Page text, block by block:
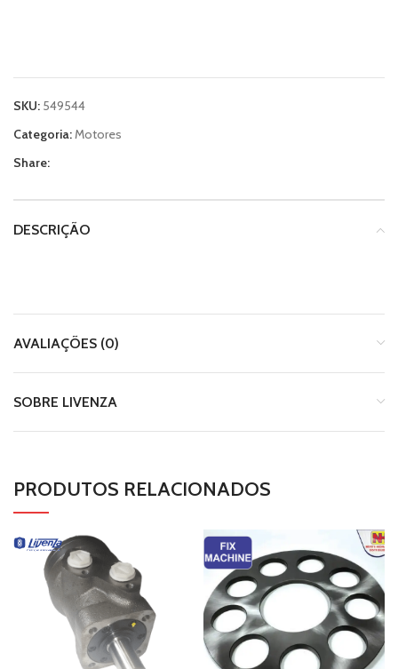
SKU: 549544
Categoria:Motores
Share:
DESCRIÇÃO
AVALIAÇÕES (0)
SOBRE LIVENZA
PRODUTOS RELACIONADOS